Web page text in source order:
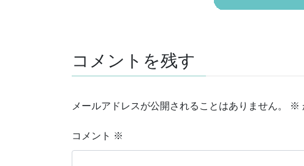
コメントを残す
メールアドレスが公開されることはありません。 ※
コメント ※